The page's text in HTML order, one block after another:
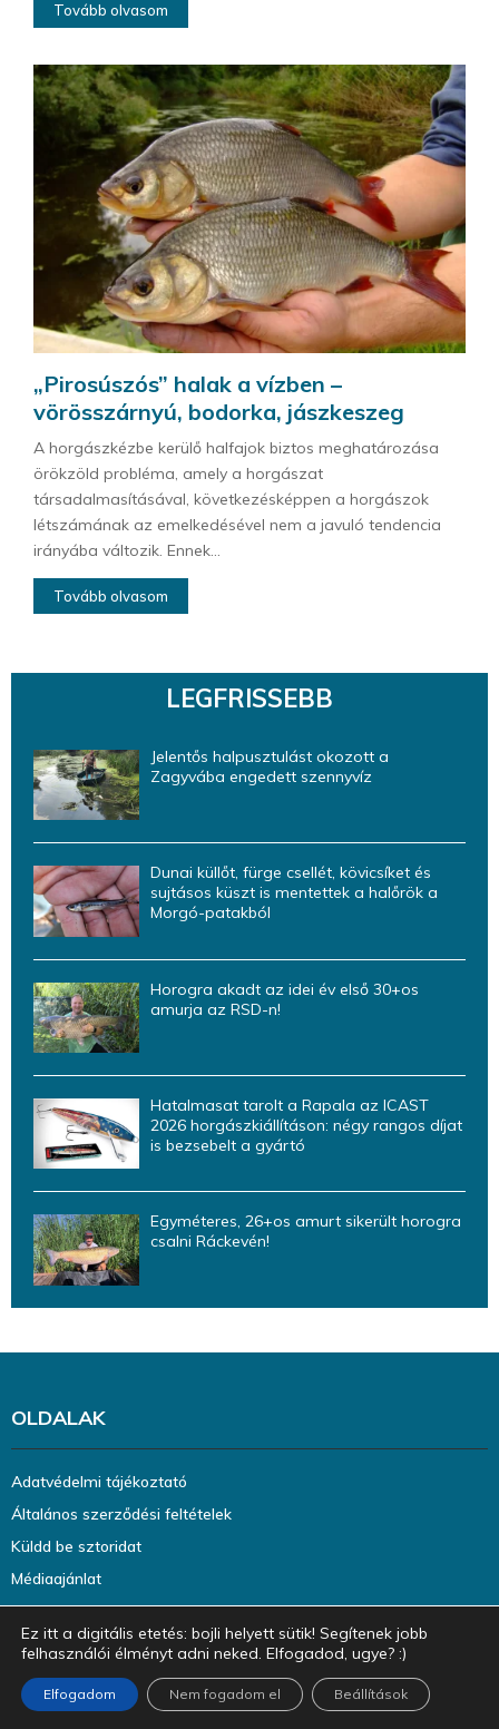
Tovább olvasom
„Pirosúszós” halak a vízben –
vörösszárnyú, bodorka, jászkeszeg
A horgászkézbe kerülő halfajok biztos meghatározása
örökzöld probléma, amely a horgászat
társadalmasításával, következésképpen a horgászok
létszámának az emelkedésével nem a javuló tendencia
irányába változik. Ennek...
Tovább olvasom
LEGFRISSEBB
Jelentős halpusztulást okozott a
Zagyvába engedett szennyvíz
Dunai küllőt, fürge csellét, kövicsíket és
sujtásos küszt is mentettek a halőrök a
Morgó-patakból
Horogra akadt az idei év első 30+os
amurja az RSD-n!
Hatalmasat tarolt a Rapala az ICAST
2026 horgászkiállításon: négy rangos díjat
is bezsebelt a gyártó
Egyméteres, 26+os amurt sikerült horogra
csalni Ráckevén!
OLDALAK
Adatvédelmi tájékoztató
Általános szerződési feltételek
Küldd be sztoridat
Médiaajánlat
@2023 - halazin.hu. Minden jog fenntartva.
Ez itt a digitális etetés: bojli helyett sütik! Segítenek jobb
felhasználói élményt adni neked. Elfogadod, ugye? :)
Elfogadom Nem fogadom el Beállítások